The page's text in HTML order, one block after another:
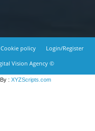
Cookie policy
Login/Register
Vision Agency ©
: XYZScripts.com